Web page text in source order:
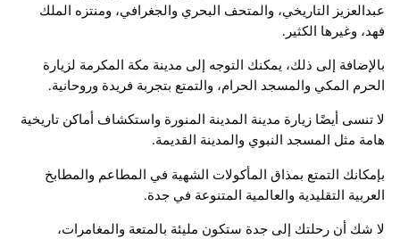
عبدالعزيز التاريخي، والمتحف البحري والجغرافي، ومنتزه الملك
فهد، وغيرها الكثير.
بالإضافة إلى ذلك، يمكنك التوجه إلى مدينة مكة المكرمة لزيارة
الحرم المكي والمسجد الحرام، والتمتع بتجربة فريدة وروحانية.
لا تنسى أيضًا زيارة مدينة المدينة المنورة واستكشاف أماكن تاريخية
هامة مثل المسجد النبوي والمدينة القديمة.
بإمكانك التمتع بمذاق المأكولات الشهية في المطاعم والمطابخ
العربية التقليدية والعالمية المتنوعة في جدة.
لا شك أن رحلتك إلى جدة ستكون مليئة بالمتعة والمغامرات،